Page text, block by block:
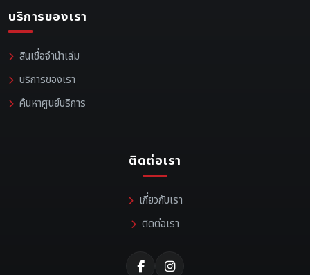
บริการของเรา
สินเชื่อจำนำเล่ม
บริการของเรา
ค้นหาศูนย์บริการ
ติดต่อเรา
เกี่ยวกับเรา
ติดต่อเรา